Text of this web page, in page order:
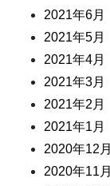
2021年6月
2021年5月
2021年4月
2021年3月
2021年2月
2021年1月
2020年12月
2020年11月